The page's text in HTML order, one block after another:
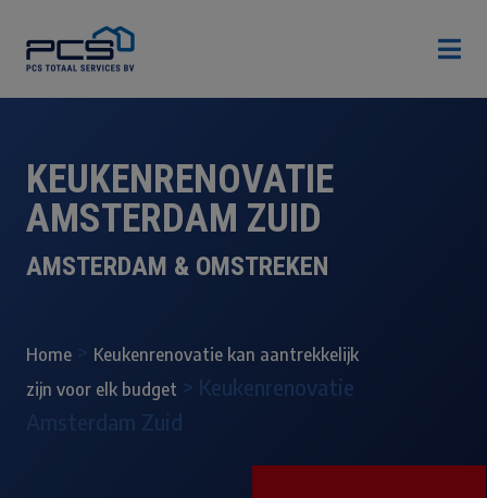

KEUKENRENOVATIE
AMSTERDAM ZUID
AMSTERDAM & OMSTREKEN
Home
Keukenrenovatie kan aantrekkelijk
zijn voor elk budget > Keukenrenovatie
Amsterdam Zuid